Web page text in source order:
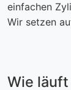
einfachen
Wir setzen
Wie